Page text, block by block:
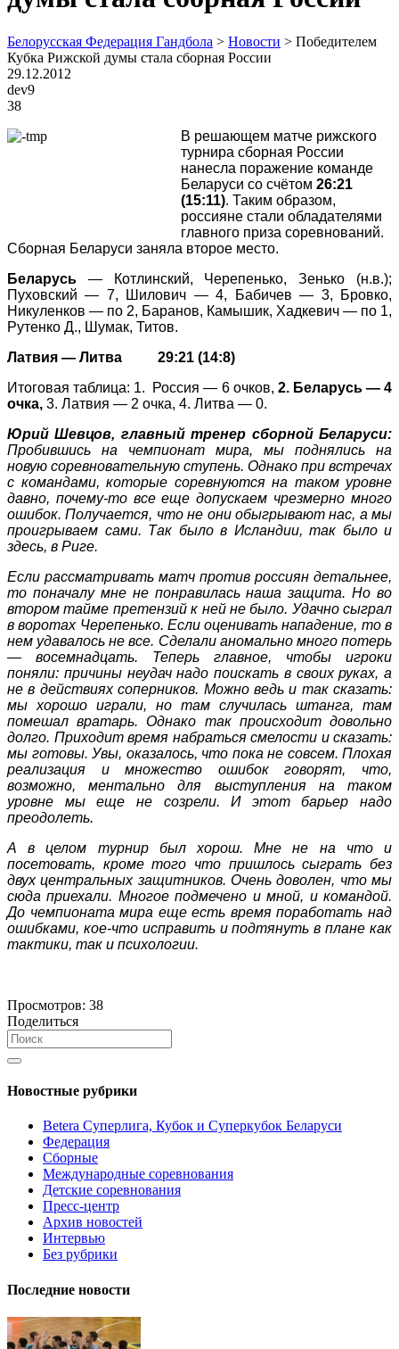
Белорусская Федерация Гандбола > Новости > Победителем
Кубка Рижской думы стала сборная России
29.12.2012
dev9
38
В решающем матче рижского
турнира сборная России
нанесла поражение команде
Беларуси со счётом 26:21
(15:11). Таким образом,
россияне стали обладателями
главного приза соревнований.
Сборная Беларуси заняла второе место.
Беларусь — Котлинский, Черепенько, Зенько (н.в.);
Пуховский — 7, Шилович — 4, Бабичев — 3, Бровко,
Никуленков — по 2, Баранов, Камышик, Хадкевич — по 1,
Рутенко Д., Шумак, Титов.
Латвия — Литва 29:21 (14:8)
Итоговая таблица: 1. Россия — 6 очков, 2. Беларусь — 4
очка, 3. Латвия — 2 очка, 4. Литва — 0.
Юрий Шевцов, главный тренер сборной Беларуси:
Пробившись на чемпионат мира, мы поднялись на
новую соревновательную ступень. Однако при встречах
с командами, которые соревнуются на таком уровне
давно, почему-то все еще допускаем чрезмерно много
ошибок. Получается, что не они обыгрывают нас, а мы
проигрываем сами. Так было в Исландии, так было и
здесь, в Риге.
Если рассматривать матч против россиян детальнее,
то поначалу мне не понравилась наша защита. Но во
втором тайме претензий к ней не было. Удачно сыграл
в воротах Черепенько. Если оценивать нападение, то в
нем удавалось не все. Сделали аномально много потерь
— восемнадцать. Теперь главное, чтобы игроки
поняли: причины неудач надо поискать в своих руках, а
не в действиях соперников. Можно ведь и так сказать:
мы хорошо играли, но там случилась штанга, там
помешал вратарь. Однако так происходит довольно
долго. Приходит время набраться смелости и сказать:
мы готовы. Увы, оказалось, что пока не совсем. Плохая
реализация и множество ошибок говорят, что,
возможно, ментально для выступления на таком
уровне мы еще не созрели. И этот барьер надо
преодолеть.
А в целом турнир был хорош. Мне не на что и
посетовать, кроме того что пришлось сыграть без
двух центральных защитников. Очень доволен, что мы
сюда приехали. Многое подмечено и мной, и командой.
До чемпионата мира еще есть время поработать над
ошибками, кое-что исправить и подтянуть в плане как
тактики, так и психологии.
Просмотров: 38
Поделиться
Новостные рубрики
Betera Суперлига, Кубок и Суперкубок Беларуси
Федерация
Сборные
Международные соревнования
Детские соревнования
Пресс-центр
Архив новостей
Интервью
Без рубрики
Последние новости